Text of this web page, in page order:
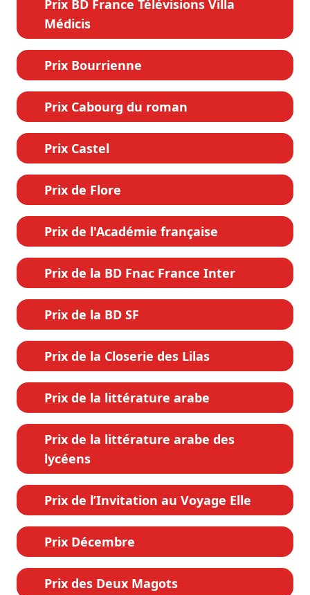
Prix BD France Télévisions Villa
Médicis
Prix Bourrienne
Prix Cabourg du roman
Prix Castel
Prix de Flore
Prix de l'Académie française
Prix de la BD Fnac France Inter
Prix de la BD SF
Prix de la Closerie des Lilas
Prix de la littérature arabe
Prix de la littérature arabe des
lycéens
Prix de l’Invitation au Voyage Elle
Prix Décembre
Prix des Deux Magots